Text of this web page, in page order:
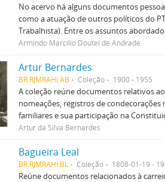
No acervo há alguns documentos
como a atuação de outros políticos do
Trabalhista). Entre os assuntos
Armindo Marcílio Doutel de Andrade
Artur Bernardes
BR RJMRAHI AB Coleção 1900 - 1955
A coleção reúne documentos relativos
nomeações, registros de
familiares e sua participação na
Artur da Silva Bernardes
Bagueira Leal
BR RJMRAHI BL Coleção 1808-01-19 -
Reúne documentos relacionados à